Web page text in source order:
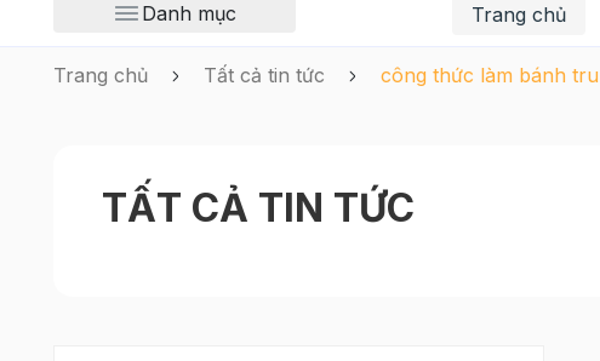
Danh mục Trang chủ
Trang chủ Tất cả tin tức công thức làm bánh
TẤT CẢ TIN TỨC